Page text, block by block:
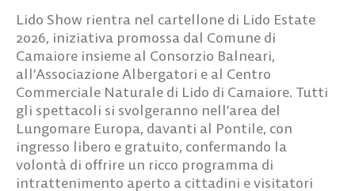
Lido Show rientra nel cartellone di Lido Estate
2026, iniziativa promossa dal Comune di
Camaiore insieme al Consorzio Balneari,
all’Associazione Albergatori e al Centro
Commerciale Naturale di Lido di Camaiore. Tutti
gli spettacoli si svolgeranno nell’area del
Lungomare Europa, davanti al Pontile, con
ingresso libero e gratuito, confermando la
volontà di offrire un ricco programma di
intrattenimento aperto a cittadini e visitatori